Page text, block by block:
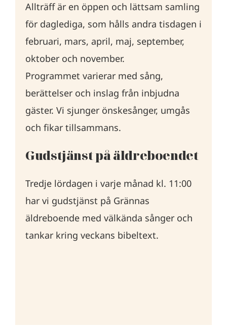
Allträff är en öppen och lättsam samling
för daglediga, som hålls andra tisdagen i
februari, mars, april, maj, september,
oktober och november.
Programmet varierar med sång,
berättelser och inslag från inbjudna
gäster. Vi sjunger önskesånger, umgås
och fikar tillsammans.
Gudstjänst på äldreboendet
Tredje lördagen i varje månad kl. 11:00
har vi gudstjänst på Grännas
äldreboende med välkända sånger och
tankar kring veckans bibeltext.